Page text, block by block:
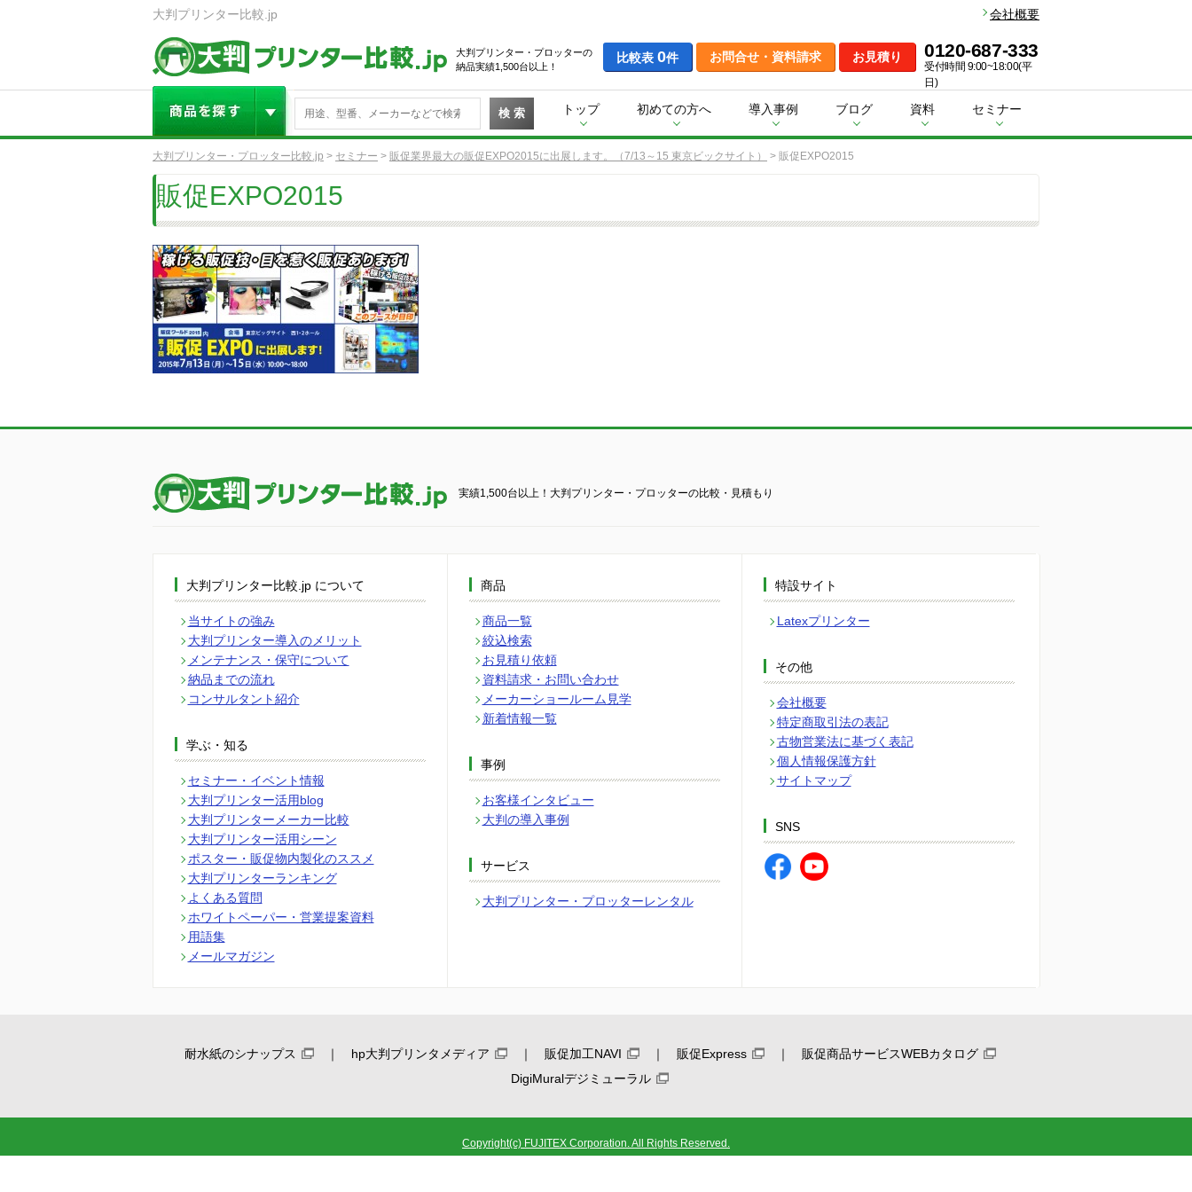
大判プリンター比較.jp 会社概要
大判プリンター・プロッターの
納品実績1,500台以上！
比較表 0件 お問合せ・資料請求 お見積り 0120-687-333
受付時間 9:00~18:00(平
日)
検 索 トップ 初めての方へ 導入事例 ブログ 資料 セミナー
大判プリンター・プロッター比較.jp > セミナー > 販促業界最大の販促EXPO2015に出展します。（7/13～15 東京ビックサイト） > 販促EXPO2015
販促EXPO2015
実績1,500台以上！大判プリンター・プロッターの比較・見積もり
大判プリンター比較.jp について
当サイトの強み
大判プリンター導入のメリット
メンテナンス・保守について
納品までの流れ
コンサルタント紹介
学ぶ・知る
セミナー・イベント情報
大判プリンター活用blog
大判プリンターメーカー比較
大判プリンター活用シーン
ポスター・販促物内製化のススメ
大判プリンターランキング
よくある質問
ホワイトペーパー・営業提案資料
用語集
メールマガジン
商品
商品一覧
絞込検索
お見積り依頼
資料請求・お問い合わせ
メーカーショールーム見学
新着情報一覧
事例
お客様インタビュー
大判の導入事例
サービス
大判プリンター・プロッターレンタル
特設サイト
Latexプリンター
その他
会社概要
特定商取引法の表記
古物営業法に基づく表記
個人情報保護方針
サイトマップ
SNS
耐水紙のシナップス hp大判プリンタメディア 販促加工NAVI 販促Express
販促商品サービスWEBカタログ
DigiMuralデジミューラル
Copyright(c) FUJITEX Corporation. All Rights Reserved.